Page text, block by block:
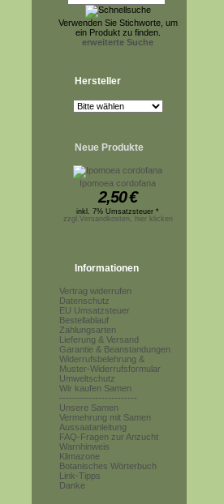
Verwenden Sie Stichworte, um
ein Produkt zu finden.
erweiterte Suche
Hersteller
Neue Produkte
Ipomoea cordofana
2,50€
inkl. 7% Umsatzsteuer *
zzgl.Versandkosten, hier klicken
Informationen
Vertrag widerrufen
Datenschutz
EU Umsatzsteuer
Bestellablauf
Zahlungsarten
Lieferung & Versand
Garantie & Beanstandungen
Widerrufsbelehrung &
Muster-Widerrufsformular
Umweltschutz
Wir kaufen Samen
------------------------
Unsere Samen
Vermehrung mit Samen
Aussaatanleitung
FAQ-Fragen zur Anzucht
Warnhinweis
Klimazone
Botanisches Wörterbuch
Link-Tipps
Danke